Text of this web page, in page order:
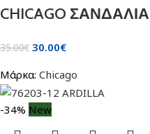
CHICAGO ΣΑΝΔΑΛΙΑ
35.00€ 30.00€
Μάρκα: Chicago
-34% New